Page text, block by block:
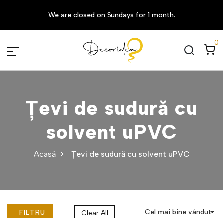
We are closed on Sundays for 1 month.
0
Țevi de sudură cu
solvent uPVC
Acasă Țevi de sudură cu solvent uPVC
FILTRU Clear All Cel mai bine vândut